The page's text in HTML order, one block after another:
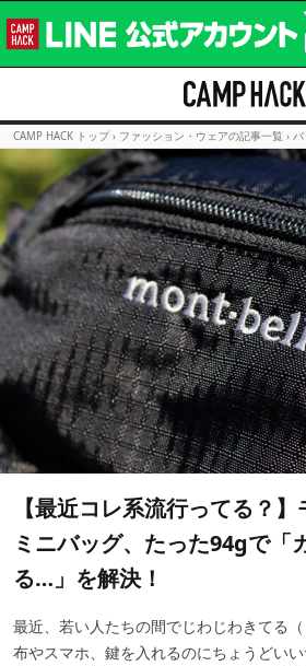
CAMP HACK トップ › ファッション・ウェアの記事一覧 › バ
【最近コレ系流行ってる？
ミニバッグ、たった94gで「
る…」を解決！
最近、若い人たちの間でじわじわきてる
布やスマホ、鍵を入れるのにちょうどい